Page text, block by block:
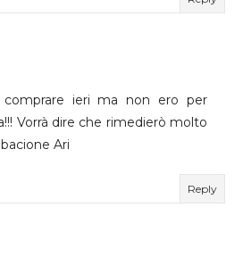
comprare ieri ma non ero per
Vorrà dire che rimedierò molto
Ari
Reply